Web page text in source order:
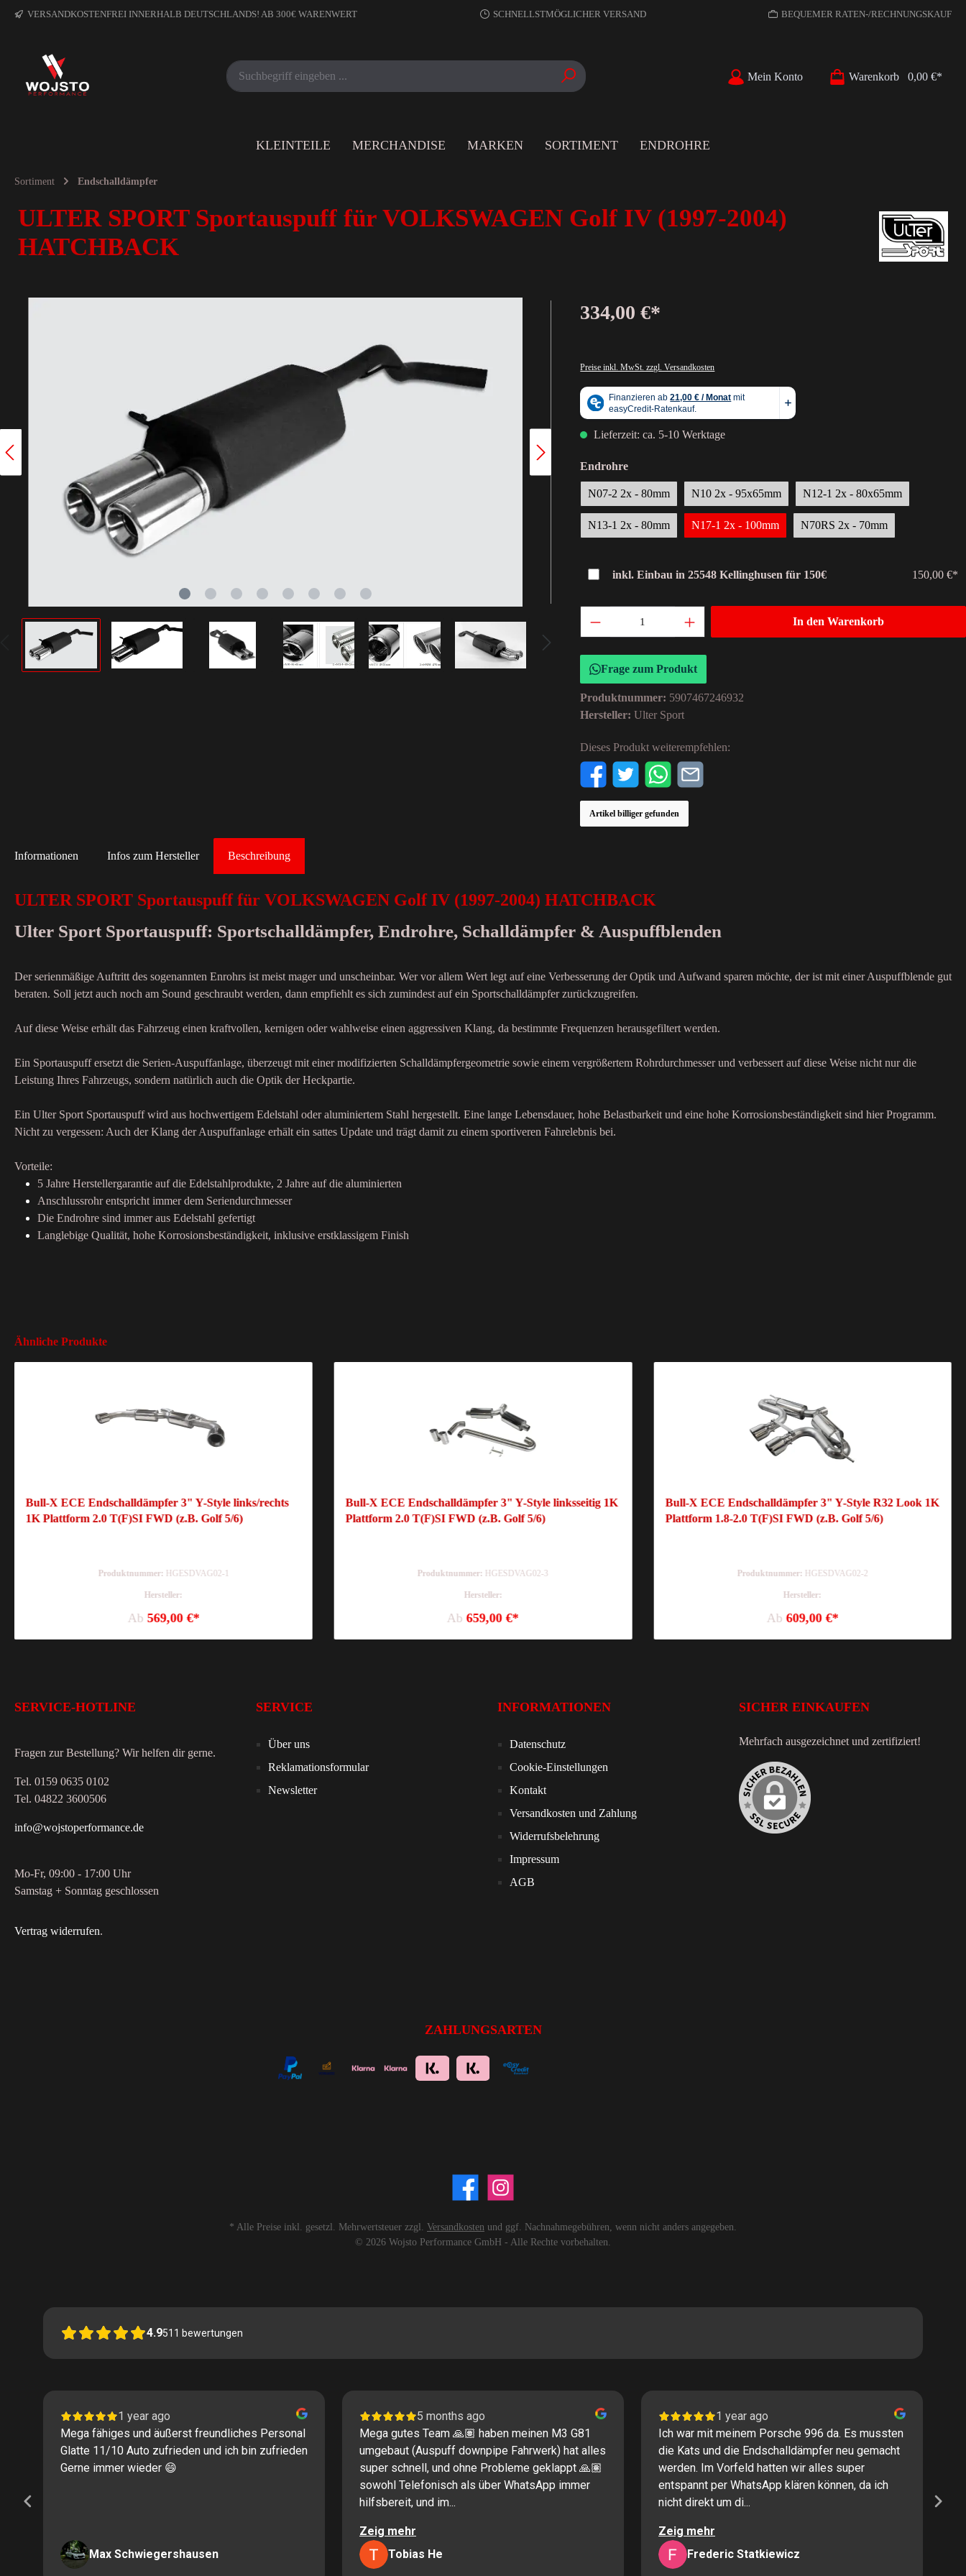
VERSANDKOSTENFREI INNERHALB DEUTSCHLANDS! AB 300€ WARENWERT SCHNELLSTMÖGLICHER VERSAND BEQUEMER RATEN-/RECHNUNGSKAUF
Mein Konto Warenkorb 0,00 €*
KLEINTEILE MERCHANDISE MARKEN SORTIMENT ENDROHRE
Sortiment Endschalldämpfer
ULTER SPORT Sportauspuff für VOLKSWAGEN Golf IV (1997-2004)
HATCHBACK
334,00 €*
Preise inkl. MwSt. zzgl. Versandkosten
Lieferzeit: ca. 5-10 Werktage
Endrohre
N07-2 2x - 80mm N10 2x - 95x65mm N12-1 2x - 80x65mm
N13-1 2x - 80mm N17-1 2x - 100mm N70RS 2x - 70mm
inkl. Einbau in 25548 Kellinghusen für 150€ 150,00 €*
In den Warenkorb
Frage zum Produkt
Produktnummer: 5907467246932
Hersteller:Ulter Sport
Dieses Produkt weiterempfehlen:
Artikel billiger gefunden
Beschreibung
Informationen Infos zum Hersteller
ULTER SPORT Sportauspuff für VOLKSWAGEN Golf IV (1997-2004) HATCHBACK
Ulter Sport Sportauspuff: Sportschalldämpfer, Endrohre, Schalldämpfer & Auspuffblenden
Der serienmäßige Auftritt des sogenannten Enrohrs ist meist mager und unscheinbar. Wer vor allem Wert legt auf eine Verbesserung der Optik und Aufwand sparen möchte, der ist mit einer Auspuffblende gut
beraten. Soll jetzt auch noch am Sound geschraubt werden, dann empfiehlt es sich zumindest auf ein Sportschalldämpfer zurückzugreifen.
Auf diese Weise erhält das Fahrzeug einen kraftvollen, kernigen oder wahlweise einen aggressiven Klang, da bestimmte Frequenzen herausgefiltert werden.
Ein Sportauspuff ersetzt die Serien-Auspuffanlage, überzeugt mit einer modifizierten Schalldämpfergeometrie sowie einem vergrößertem Rohrdurchmesser und verbessert auf diese Weise nicht nur die
Leistung Ihres Fahrzeugs, sondern natürlich auch die Optik der Heckpartie.
Ein Ulter Sport Sportauspuff wird aus hochwertigem Edelstahl oder aluminiertem Stahl hergestellt. Eine lange Lebensdauer, hohe Belastbarkeit und eine hohe Korrosionsbeständigkeit sind hier Programm.
Nicht zu vergessen: Auch der Klang der Auspuffanlage erhält ein sattes Update und trägt damit zu einem sportiveren Fahrelebnis bei.
Vorteile:
5 Jahre Herstellergarantie auf die Edelstahlprodukte, 2 Jahre auf die aluminierten
Anschlussrohr entspricht immer dem Seriendurchmesser
Die Endrohre sind immer aus Edelstahl gefertigt
Langlebige Qualität, hohe Korrosionsbeständigkeit, inklusive erstklassigem Finish
Ähnliche Produkte
Bull-X ECE Endschalldämpfer 3" Y-Style links/rechts
1K Plattform 2.0 T(F)SI FWD (z.B. Golf 5/6)
Produktnummer: HGESDVAG02-1
Hersteller:
Ab 569,00 €*
Bull-X ECE Endschalldämpfer 3" Y-Style linksseitig 1K
Plattform 2.0 T(F)SI FWD (z.B. Golf 5/6)
Produktnummer: HGESDVAG02-3
Hersteller:
Ab659,00 €*
Bull-X ECE Endschalldämpfer 3" Y-Style R32 Look 1K
Plattform 1.8-2.0 T(F)SI FWD (z.B. Golf 5/6)
Produktnummer: HGESDVAG02-2
Hersteller:
Ab609,00 €*
SERVICE-HOTLINE
Fragen zur Bestellung? Wir helfen dir gerne.
Tel. 0159 0635 0102
Tel. 04822 3600506
info@wojstoperformance.de
Mo-Fr, 09:00 - 17:00 Uhr
Samstag + Sonntag geschlossen
Vertrag widerrufen.
SERVICE
Über uns
Reklamationsformular
Newsletter
INFORMATIONEN
Datenschutz
Cookie-Einstellungen
Kontakt
Versandkosten und Zahlung
Widerrufsbelehrung
Impressum
AGB
SICHER EINKAUFEN
Mehrfach ausgezeichnet und zertifiziert!
ZAHLUNGSARTEN
* Alle Preise inkl. gesetzl. Mehrwertsteuer zzgl. Versandkosten und ggf. Nachnahmegebühren, wenn nicht anders angegeben.
© 2026 Wojsto Performance GmbH - Alle Rechte vorbehalten.
4.9511 bewertungen
1 year ago
Mega fähiges und äußerst freundliches Personal
Glatte 11/10 Auto zufrieden und ich bin zufrieden
Gerne immer wieder 😄
Max Schwiegershausen
5 months ago
Mega gutes Team 🙏🏽 haben meinen M3 G81
umgebaut (Auspuff downpipe Fahrwerk) hat alles
super schnell, und ohne Probleme geklappt 🙏🏽
sowohl Telefonisch als über WhatsApp immer
hilfsbereit, und im...
Zeig mehr
Tobias He
1 year ago
Ich war mit meinem Porsche 996 da. Es mussten
die Kats und die Endschalldämpfer neu gemacht
werden. Im Vorfeld hatten wir alles super
entspannt per WhatsApp klären können, da ich
nicht direkt um di...
Zeig mehr
Frederic Statkiewicz